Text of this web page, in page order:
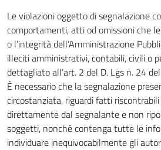
Le violazioni oggetto di segnalazione
comportamenti, atti od omissioni che
o l’integrità dell’Amministrazione
illeciti amministrativi, contabili, civili o
dettagliato all’art. 2 del D. Lgs n. 24
È necessario che la segnalazione
circostanziata, riguardi fatti
direttamente dal segnalante e non
soggetti, nonché contenga tutte le
individuare inequivocabilmente gli